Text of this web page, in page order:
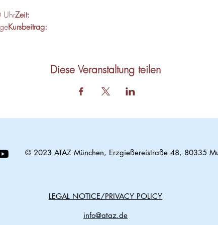
Zeit:
Kursbeitrag:
Diese Veranstaltung teilen
© 2023 ATAZ München, Erzgießereistraße 48, 80335
LEGAL NOTICE/PRIVACY POLICY
info@ataz.de